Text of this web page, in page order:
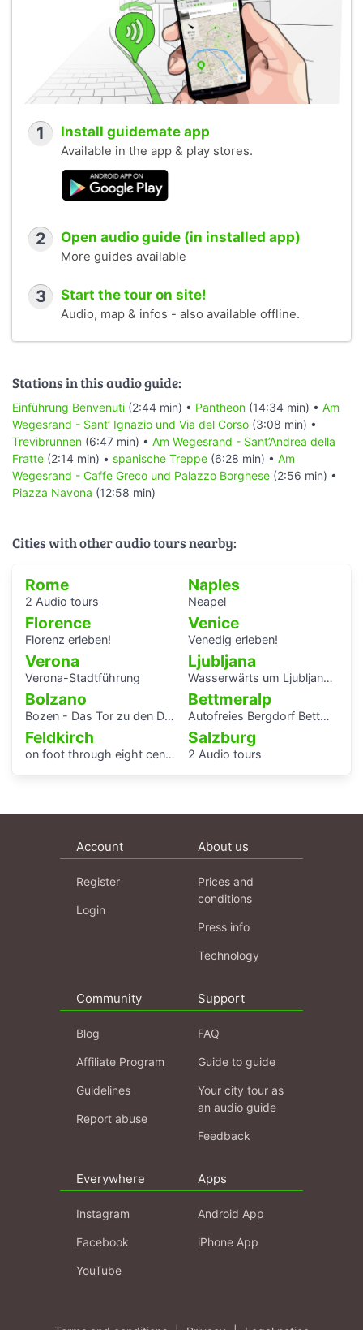
1 Install guidemate app
Available in the app & play stores.
2 Open audio guide (in installed app)
More guides available
3 Start the tour on site!
Audio, map & infos - also available offline.
Stations in this audio guide:
Einführung Benvenuti (2:44 min) • Pantheon (14:34 min) • Am
Wegesrand - Sant’ Ignazio und Via del Corso (3:08 min) •
Trevibrunnen (6:47 min) • Am Wegesrand - Sant’Andrea della
Fratte (2:14 min) • spanische Treppe (6:28 min) • Am
Wegesrand - Caffe Greco und Palazzo Borghese (2:56 min) •
Piazza Navona (12:58 min)
Cities with other audio tours nearby:
Rome
2 Audio tours
Naples
Neapel
Florence
Florenz erleben!
Venice
Venedig erleben!
Verona
Verona-Stadtführung
Ljubljana
Wasserwärts um Ljubljana (Laibach)
Bolzano
Bozen - Das Tor zu den Dolomiten
Bettmeralp
Autofreies Bergdorf Bettmeralp
Feldkirch
on foot through eight centuries
Salzburg
2 Audio tours
Account
Register
Login
About us
Prices and
conditions
Press info
Technology
Community
Blog
Affiliate Program
Guidelines
Report abuse
Support
FAQ
Guide to guide
Your city tour as
an audio guide
Feedback
Everywhere
Instagram
Facebook
YouTube
Apps
Android App
iPhone App